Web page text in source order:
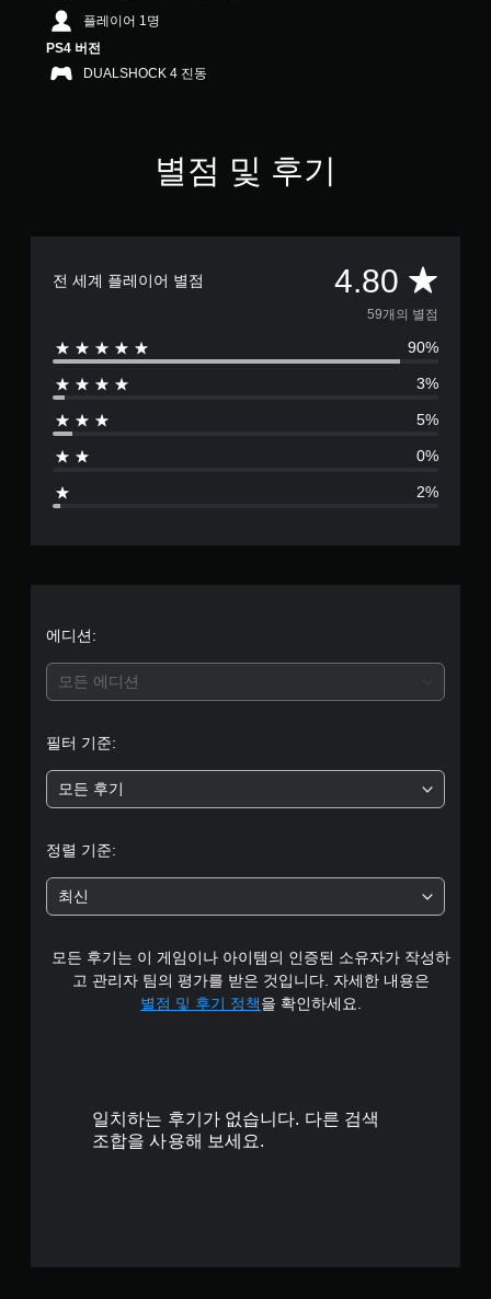
개
별
플레이어 1명
PS4 버전
DUALSHOCK 4 진동
별점 및 후기
전 세계 플레이어 별점 4.80 총
5
9
별
으
중
평
4
.
8
59개의 별점
90%
3%
5%
0%
2%
에디션:
모든 에디션
필터 기준:
모든 후기
정렬 기준:
최신
모든 후기는 이 게임이나 아이템의 인증된 소유자가 작성하
고 관리자 팀의 평가를 받은 것입니다. 자세한 내용은
별점 및 후기 정책을 확인하세요.
일치하는 후기가 없습니다. 다른 검색
조합을 사용해 보세요.